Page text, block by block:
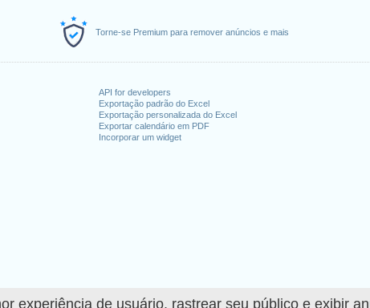
experiência de usuário, rastrear seu público e exibir
Torne-se Premium para remover anúncios e mais
API for developers
Exportação padrão do Excel
Exportação personalizada do Excel
Exportar calendário em PDF
Incorporar um widget
: segunda-feira, outubro 10, 2022
: sexta-feira, novembro 11, 2022
: quinta-feira, novembro 24, 2022
caem no fim de semana
: sábado, janeiro 1, 2022